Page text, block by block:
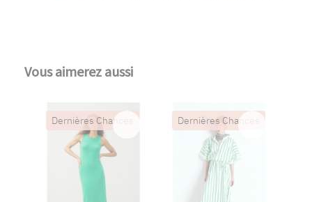
Vous aimerez aussi
Dernières Chances Dernières Chances